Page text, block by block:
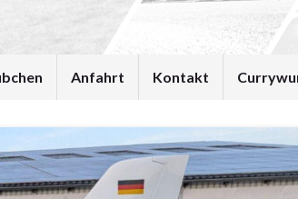
Anfahrt Kontakt